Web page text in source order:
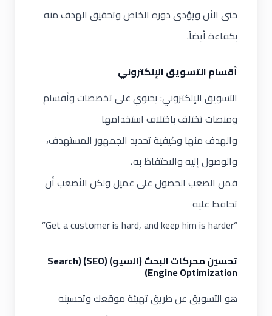
حتى الأن ويؤدي دوره الخاص وتحقيق الهدف منه
بكفاءة أيضاً.
أقسام التسويق الإلكتروني
التسويق الإلكتروني: يحتوي على تخصصات وأقسام
ومنصات تختلف باختلاف استخدامها
والهدف منها وكيفية تحديد الجمهور المستهدف،
والوصول إليه والاحتفاظ به،
فمن الصعب الحصول على عميل ولكن الأصعب أن
تحافظ عليه
“Get a customer is hard, and keep him is harder”
تحسين محركات البحث (السيو) (SEO) (Search
Engine Optimization)
هو التسويق عن طريقتهيئة موقعكوتحسينه